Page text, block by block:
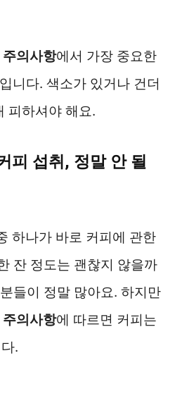
의사항에서 가장 중요한
입니다. 색소가 있거나 건더
피하셔야 해요.
피 섭취, 정말 안 될
하나가 바로 커피에 관한
잔 정도는 괜찮지 않을까
들이 정말 많아요. 하지만
의사항에 따르면 커피는
.